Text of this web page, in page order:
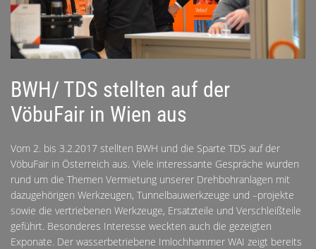
FDS CA FDS USA
KONTAKT
BWH/ TDS stellten auf der
VöbuFair in Wien aus
Vom 2. bis 3.2.2017 stellten BWH und die Sparte TDS auf der
VöbuFair in Österreich aus. Viele interessante Gespräche wurden
rund um die Themen Vermietung unserer Drehbohranlagen mit
dazugehörigen Werkzeugen, Tunnelbauwerkzeuge und –projekte
sowie die vertriebenen Werkzeuge, Ersatzteile und Verschleißteile
geführt. Besonderes Interesse weckten auch die gezeigten
Exponate. Der wasserbetriebene Imlochhammer WAI zeigt bereits